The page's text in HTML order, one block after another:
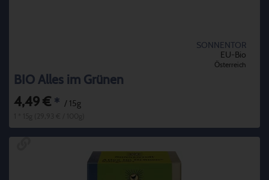
SONNENTOR
EU-Bio
Österreich
BIO Alles im Grünen
4,49 € * / 15g